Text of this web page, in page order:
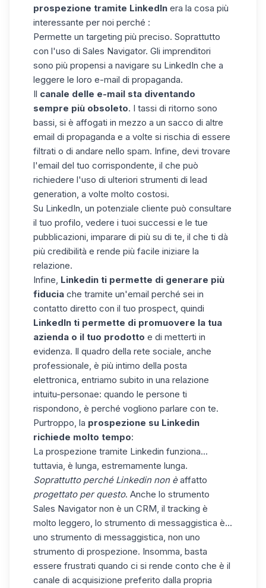
prospezione tramite LinkedIn era la cosa più
interessante per noi perché :
Permette un targeting più preciso. Soprattutto
con l'uso di Sales Navigator. Gli imprenditori
sono più propensi a navigare su LinkedIn che a
leggere le loro e-mail di propaganda.
Il canale delle e-mail sta diventando
sempre più obsoleto. I tassi di ritorno sono
bassi, si è affogati in mezzo a un sacco di altre
email di propaganda e a volte si rischia di essere
filtrati o di andare nello spam. Infine, devi trovare
l'email del tuo corrispondente, il che può
richiedere l'uso di ulteriori strumenti di lead
generation, a volte molto costosi.
Su LinkedIn, un potenziale cliente può consultare
il tuo profilo, vedere i tuoi successi e le tue
pubblicazioni, imparare di più su di te, il che ti dà
più credibilità e rende più facile iniziare la
relazione.
Infine, Linkedin ti permette di generare più
fiducia che tramite un'email perché sei in
contatto diretto con il tuo prospect, quindi
LinkedIn ti permette di promuovere la tua
azienda o il tuo prodotto e di metterti in
evidenza. Il quadro della rete sociale, anche
professionale, è più intimo della posta
elettronica, entriamo subito in una relazione
intuitu-personae: quando le persone ti
rispondono, è perché vogliono parlare con te.
Purtroppo, la prospezione su Linkedin
richiede molto tempo:
La prospezione tramite Linkedin funziona...
tuttavia, è lunga, estremamente lunga.
Soprattutto perché Linkedin non èaffatto
progettato per questo. Anche lo strumento
Sales Navigator non è un CRM, il tracking è
molto leggero, lo strumento di messaggistica è...
uno strumento di messaggistica, non uno
strumento di prospezione. Insomma, basta
essere frustrati quando ci si rende conto che è il
canale di acquisizione preferito dalla propria